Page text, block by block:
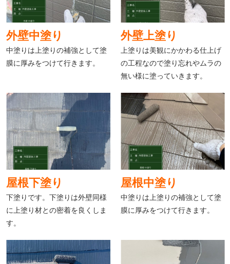
外壁中塗り
中塗りは上塗りの補強として塗
膜に厚みをつけて行きます。
外壁上塗り
上塗りは美観にかかわる仕上げ
の工程なので塗り忘れやムラの
無い様に塗っていきます。
屋根下塗り
下塗りです。下塗りは外壁同様
に上塗り材との密着を良くしま
す。
屋根中塗り
中塗りは上塗りの補強として塗
膜に厚みをつけて行きます。